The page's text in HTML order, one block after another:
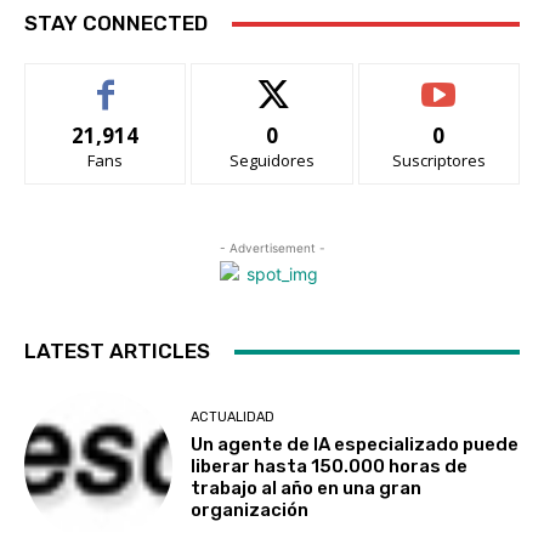
STAY CONNECTED
21,914
Fans
0
Seguidores
0
Suscriptores
- Advertisement -
LATEST ARTICLES
ACTUALIDAD
Un agente de IA especializado puede
liberar hasta 150.000 horas de
trabajo al año en una gran
organización